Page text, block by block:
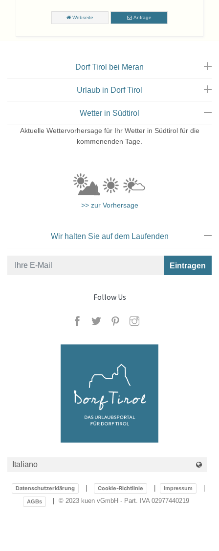
Webseite Anfrage
Dorf Tirol bei Meran
Urlaub in Dorf Tirol
Wetter in Südtirol
Aktuelle Wettervorhersage für Ihr Wetter in Südtirol für die
kommenenden Tage.
>> zur Vorhersage
Wir halten Sie auf dem Laufenden
Follow Us
Datenschutzerklärung Cookie-Richtlinie Impressum
AGBs © 2023 kuen vGmbH - Part. IVA 02977440219